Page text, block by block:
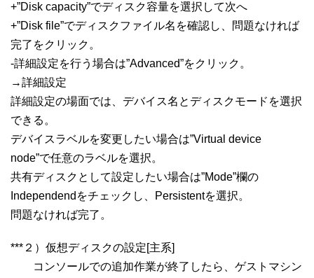
+”Disk capacity”でディスク容量を選択して次へ
+”Disk file”でディスクファイル名を確認し、問題なければ
完了をクリック。
-詳細設定を行う場合は”Advanced”をクリック。
→詳細設定
詳細設定の場面では、デバイス名とディスクモードを選択
できる。
デバイスラベルを変更したい場合は”Virtual device
node”で任意のラベルを選択。
共有ディスクとして設定したい場合は”Mode”欄の
Independendをチェックし、Persistentを選択。
問題なければ完了。
***２）仮想ディスクの設定[主系]
コンソールでの追加作業が終了したら、ゲストマシン